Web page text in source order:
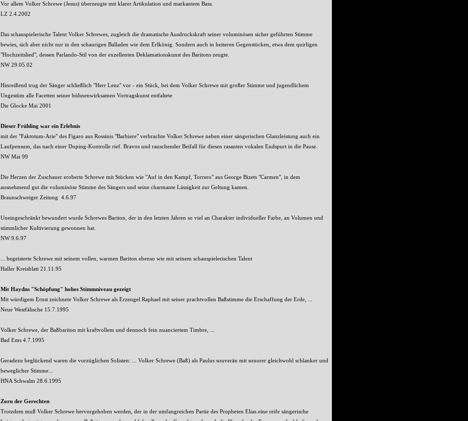
Vor allem Volker Schrewe (Jesus) überzeugte mit klarer Artikulation und markantem Bass.
LZ 2.4.2002
Das schauspielerische Talent Volker Schrewes, zugleich die dramatische Ausdruckskraft seiner voluminösen sicher geführten Stimme
bewies, sich aber nicht nur in den schaurigen Balladen wie dem Erlkönig. Sondern auch in heiteren Gegenstücken, etwa dem quirligen
"Hochzeitslied", dessen Parlando-Stil von der exzellenten Deklamationskunst des Baritons zeugte.
NW 29.05.02
Hinreißend trug der Sänger schließlich "Herr Lenz" vor - ein Stück, bei dem Volker Schrewe mit großer Stimme und jugendlichem
Ungestüm alle Facetten seiner bühnenwirksamen Vortragskunst entfaltete
Die Glocke Mai 2001
Dieser Frühling war ein Erlebnis
mit der "Faktotum-Arie" des Figaro aus Rossinis "Barbiere" verbrachte Volker Schrewe neben einer sängerischen Glanzleistung auch ein
Laufpensum, das nach einer Doping-Kontrolle rief. Bravos und rauschender Beifall für diesen rasanten vokalen Endspurt in die Pause.
NW Mai 99
Die Herzen der Zuschauer eroberte Schrewe mit Stücken wie "Auf in den Kampf, Torrero" aus George Bizets "Carmen", in dem
ausnehmend gut die voluminöse Stimme des Sängers und seine charmante Lässigkeit zur Geltung kamen.
Braunschweiger Zeitung 4.6.97
Uneingeschränkt bewundert wurde Schrewes Bariton, der in den letzten Jahren so viel an Charakter individueller Farbe, an Volumen und
stimmlicher Kultivierung gewonnen hat.
NW 9.6.97
... begeisterte Schrewe mit seinem vollen, warmen Bariton ebenso wie mit seinem schauspielerischen Talent
Haller Kreisblatt 21.11.95
Mit Haydns "Schöpfung" hohes Stimmniveau gezeigt
Mit würdigem Ernst zeichnete Volker Schrewe als Erzengel Raphael mit seiner prachtvollen Baßstimme die Erschaffung der Erde, ...
Neue Westfälische 15.7.1995
Volker Schrewe, der Baßbariton mit kraftvollem und dennoch fein nuanciertem Timbre, ...
Bad Ems 4.7.1995
Geradezu beglückend waren die vorzüglichen Solisten: ... Volker Schrewe (Baß) als Paulus souverän mit sonorer gleichwohl schlanker und
beweglicher Stimme...
HNA Schwalm 28.6.1995
Zorn der Gerechten
Trotzdem muß Volker Schrewe hervorgehoben werden, der in der umfangreichen Partie des Propheten Elias eine reife sängerische